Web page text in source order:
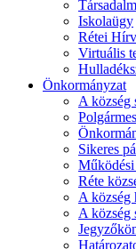
Iskolaügy
Rétei
Virtuális
Önkormányzat
A község
Sikeres
Működési
Réte
A község
A község